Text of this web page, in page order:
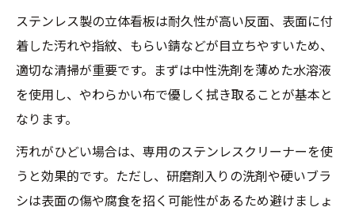
ステンレス製の立体看板は耐久性が高い反面、表面に付
着した汚れや指紋、もらい錆などが目立ちやすいため、
適切な清掃が重要です。まずは中性洗剤を薄めた水溶液
を使用し、やわらかい布で優しく拭き取ることが基本と
なります。
汚れがひどい場合は、専用のステンレスクリーナーを使
うと効果的です。ただし、研磨剤入りの洗剤や硬いブラ
シは表面の傷や腐食を招く可能性があるため避けましょ